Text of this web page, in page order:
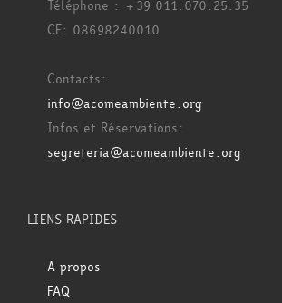
Téléphone : +39 011.070.25.35
CF: 08698240010
Contacts:
info@acomeambiente.org
Infos et Réservations:
segreteria@acomeambiente.org
LIENS RAPIDES
A propos
FAQ